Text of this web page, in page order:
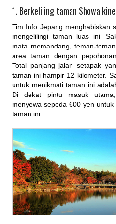
1. Berkeliling taman Showa
Tim Info Jepang menghabiskan
mengelilingi taman luas ini.
mata memandang, teman-
area taman dengan
Total panjang jalan setapak
taman ini hampir 12 kilometer.
untuk menikmati taman ini
Di dekat pintu masuk
menyewa sepeda 600 yen
taman ini.